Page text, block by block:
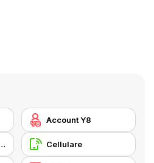
Account Y8
di potenziatori Cellulare